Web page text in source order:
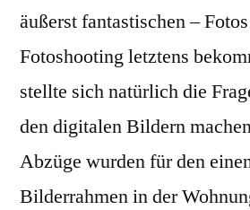
äußerst fantastischen –
Fotoshooting letztens
stellte sich natürlich die
den digitalen Bildern
Abzüge wurden für den
Bilderrahmen in der